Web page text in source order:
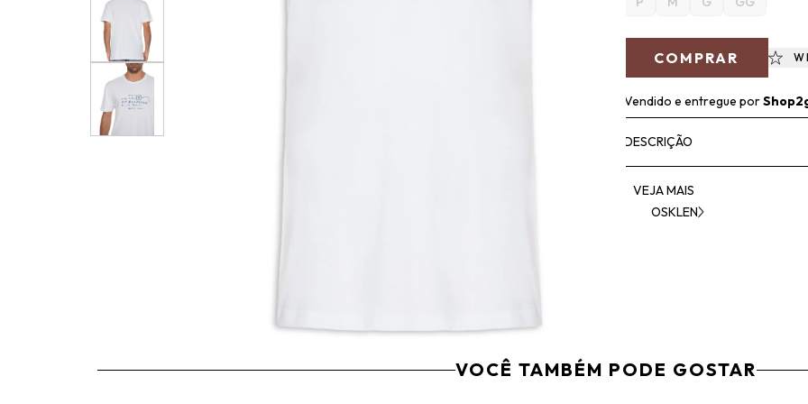
COMPRAR
Vendido e entregue por
DESCRIÇÃO
VEJA MAIS
OSKLEN
VOCÊ TAMBÉM PODE GOSTAR